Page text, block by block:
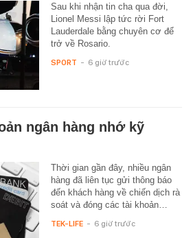
Sau khi nhận tin cha qua đời,
Lionel Messi lập tức rời Fort
Lauderdale bằng chuyên cơ để
trở về Rosario.
SPORT - 6 giờ trước
ngân hàng nhớ kỹ
Thời gian gần đây, nhiều ngân
hàng đã liên tục gửi thông báo
đến khách hàng về chiến dịch rà
soát và đóng các tài khoản…
TEK-LIFE - 6 giờ trước